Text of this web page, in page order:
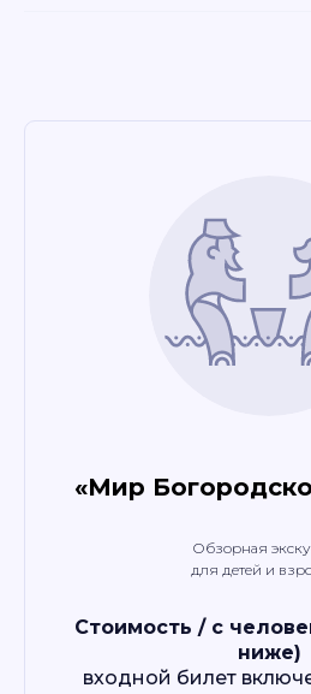
«Мир
Обзорная
для детей и
Стоимость / с
ниже)
входной билет